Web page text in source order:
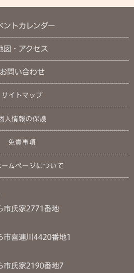
ントカレンダー
図・アクセス
お問い合わせ
サイトマップ
人情報の保護
免責事項
ームページについて
市氏家2771番地
市喜連川4420番地1
市氏家2190番地7